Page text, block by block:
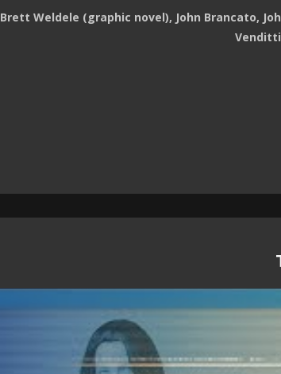
Brett Weldele (graphic novel), John Brancato,